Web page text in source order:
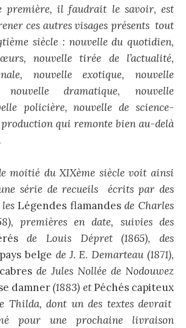
première, il faudrait le savoir, est
ces autres visages présents tout
siècle : nouvelle du quotidien,
nouvelle tirée de l’actualité,
nouvelle exotique, nouvelle
nouvelle dramatique, nouvelle
policière, nouvelle de science-
qui remonte bien au-delà
moitié du XIXème siècle voit ainsi
série de recueils écrits par des
lesLégendes flamandesde Charles
premières en date, suivies des
de Louis Dépret (1865), des
belge de J. E. Demarteau (1871),
de Jules Nollée de Nodouwez
damner(1883) etPéchés capiteux
Thilda, dont un des textes devrait
pour une prochaine livraison